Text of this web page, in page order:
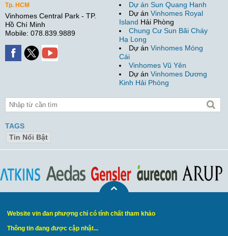
Tp. HCM
Vinhomes Central Park - TP.
Hồ Chí Minh
Mobile: 078.839.9889
Dự án Sun Quang Hanh
Dự án Vinhomes Royal
Island Hải Phòng
Chung Cư Sun Bãi Cháy
Hạ Long
Dự án Vinhomes Móng
Cái
Vinhomes Vũ Yên
Dự án Vinhomes Dương
Kinh Hải Phòng
TAGS
Tin Nổi Bật
Website vin đan phượng chỉ có tính chất tham khảo
Thông tin đang được cập nhật...